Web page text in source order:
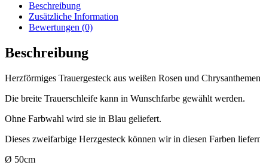
Beschreibung
Zusätzliche Information
Bewertungen (0)
Beschreibung
Herzförmiges Trauergesteck aus weißen Rosen und
Die breite Trauerschleife kann in Wunschfarbe gewählt werden.
Ohne Farbwahl wird sie in Blau geliefert.
Dieses zweifarbige Herzgesteck können wir in diesen Farben
Ø 50cm